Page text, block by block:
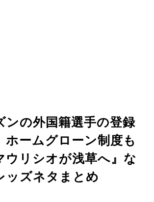
ンの外国籍選手の登録
ホームグローン制度も
ウリシオが浅草へ』な
ッズネタまとめ